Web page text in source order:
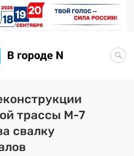
Новости
Статьи
Здоровье
трассы М-7
свалку